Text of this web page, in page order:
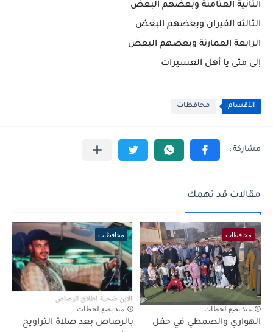
الثانية العتامنة وبعضهم البعض
الثالثه الفيران وبعضهم البعض
الرابعة العمارنة وبعضهم البعض
إلى متى يا أهل العسيرات
الأقسام محافظات
مقالات قد تهمك
محافظات
منذ بضع لحظات
الهواري والصمطي في حفل
محافظات
منذ بضع لحظات
بالرصاص بعد صلاة التراويح